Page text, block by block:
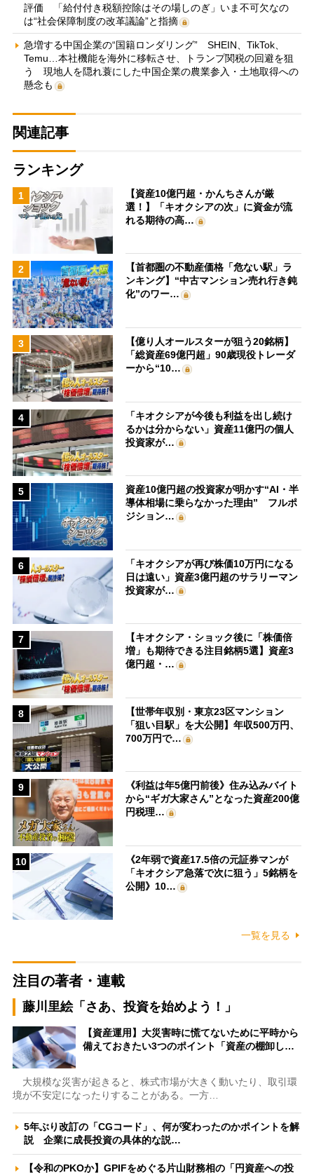
評価 「給付付き税額控除はその場しのぎ」いま不可欠なの
は“社会保障制度の改革議論”と指摘
急増する中国企業の“国籍ロンダリング” SHEIN、TikTok、
Temu…本社機能を海外に移転させ、トランプ関税の回避を狙
う 現地人を隠れ蓑にした中国企業の農業参入・土地取得への
懸念も
関連記事
ランキング
1
【資産10億円超・かんちさんが厳
選！】「キオクシアの次」に資金が流
れる期待の高…
2
【首都圏の不動産価格「危ない駅」ラ
ンキング】“中古マンション売れ行き鈍
化”のワー…
3
【億り人オールスターが狙う20銘柄】
「総資産69億円超」90歳現役トレーダ
ーから“10…
4
「キオクシアが今後も利益を出し続け
るかは分からない」資産11億円の個人
投資家が…
5
資産10億円超の投資家が明かす“AI・半
導体相場に乗らなかった理由” フルポ
ジション…
6
「キオクシアが再び株価10万円になる
日は遠い」資産3億円超のサラリーマン
投資家が…
7
【キオクシア・ショック後に「株価倍
増」も期待できる注目銘柄5選】資産3
億円超・…
8
【世帯年収別・東京23区マンション
「狙い目駅」を大公開】年収500万円、
700万円で…
9
《利益は年5億円前後》住み込みバイト
から“ギガ大家さん”となった資産200億
円税理…
10
《2年弱で資産17.5倍の元証券マンが
「キオクシア急落で次に狙う」5銘柄を
公開》10…
一覧を見る
注目の著者・連載
藤川里絵「さあ、投資を始めよう！」
【資産運用】大災害時に慌てないために平時から
備えておきたい3つのポイント「資産の棚卸し…
大規模な災害が起きると、株式市場が大きく動いたり、取引環
境が不安定になったりすることがある。一方…
5年ぶり改訂の「CGコード」、何が変わったのかポイントを解
説 企業に成長投資の具体的な説…
【令和のPKOか】GPIFをめぐる片山財務相の「円資産への投